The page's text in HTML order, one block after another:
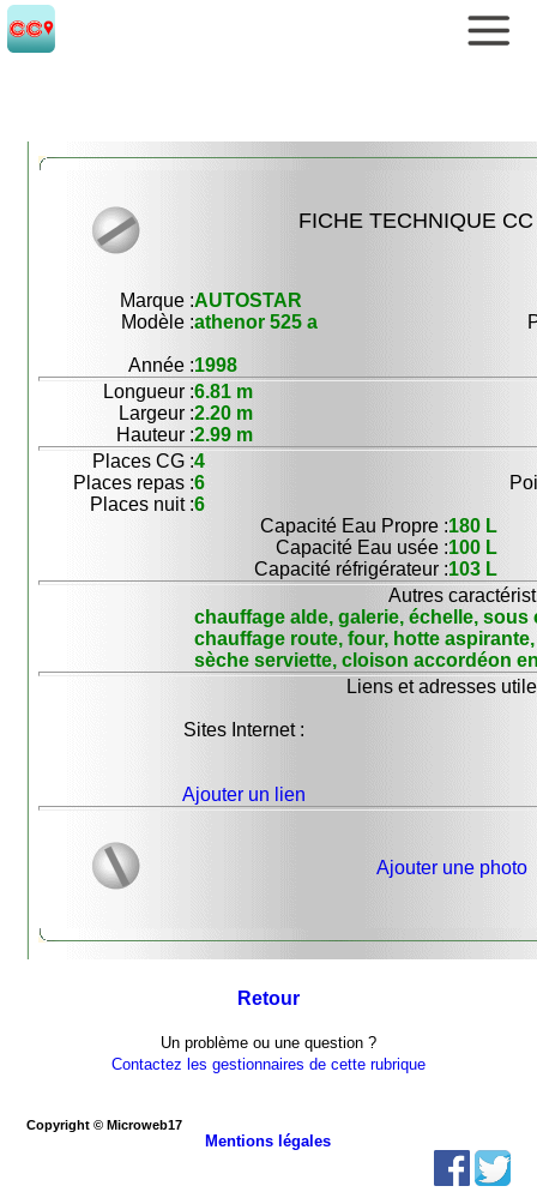
FICHE TECHNIQUE CC
Marque :AUTOSTAR
Modèle :athenor 525 a
Année :1998
Longueur :6.81 m
Largeur :2.20 m
Hauteur :2.99 m
Places CG :4
Places repas :6
Places nuit :6
Capacité Eau Propre :180 L
Capacité Eau usée :100 L
Capacité réfrigérateur :103 L
Autres
chauffage alde, galerie, échelle,
chauffage route, four, hotte
sèche serviette, cloison accordéon
Liens et adresses
Sites Internet :
Ajouter un lien
Ajouter une photo
Retour
Un problème ou une question ?
Contactez les gestionnaires de cette rubrique
Copyright © Microweb17
Mentions légales